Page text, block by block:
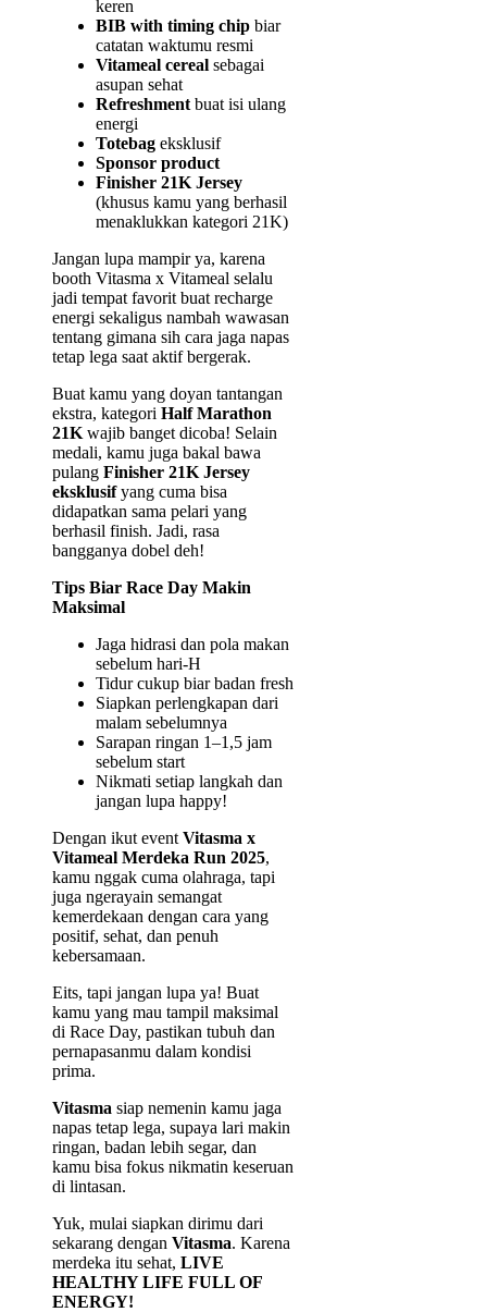
keren
BIB with timing chip biar
catatan waktumu resmi
Vitameal cereal sebagai
asupan sehat
Refreshment buat isi ulang
energi
Totebag eksklusif
Sponsor product
Finisher 21K Jersey
(khusus kamu yang berhasil
menaklukkan kategori 21K)
Jangan lupa mampir ya, karena
booth Vitasma x Vitameal selalu
jadi tempat favorit buat recharge
energi sekaligus nambah wawasan
tentang gimana sih cara jaga napas
tetap lega saat aktif bergerak.
Buat kamu yang doyan tantangan
ekstra, kategori Half Marathon
21K wajib banget dicoba! Selain
medali, kamu juga bakal bawa
pulang Finisher 21K Jersey
eksklusifyang cuma bisa
didapatkan sama pelari yang
berhasil finish. Jadi, rasa
bangganya dobel deh!
Tips Biar Race Day Makin
Maksimal
Jaga hidrasi dan pola makan
sebelum hari-H
Tidur cukup biar badan fresh
Siapkan perlengkapan dari
malam sebelumnya
Sarapan ringan 1–1,5 jam
sebelum start
Nikmati setiap langkah dan
jangan lupa happy!
Dengan ikut event Vitasma x
Vitameal Merdeka Run 2025,
kamu nggak cuma olahraga, tapi
juga ngerayain semangat
kemerdekaan dengan cara yang
positif, sehat, dan penuh
kebersamaan.
Eits, tapi jangan lupa ya! Buat
kamu yang mau tampil maksimal
di Race Day, pastikan tubuh dan
pernapasanmu dalam kondisi
prima.
Vitasma siap nemenin kamu jaga
napas tetap lega, supaya lari makin
ringan, badan lebih segar, dan
kamu bisa fokus nikmatin keseruan
di lintasan.
Yuk, mulai siapkan dirimu dari
sekarang dengan Vitasma. Karena
merdeka itu sehat, LIVE
HEALTHY LIFE FULL OF
ENERGY!